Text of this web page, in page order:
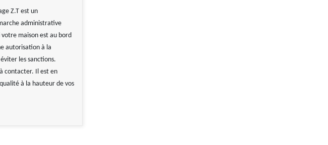
Z.T est un
administrative
maison est au bord
autorisation à la
les sanctions.
contacter. Il est en
à la hauteur de vos